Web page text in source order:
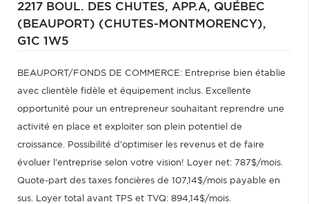
2217 BOUL. DES CHUTES, APP.A, QUÉBEC
(BEAUPORT) (CHUTES-MONTMORENCY),
G1C 1W5
BEAUPORT/FONDS DE COMMERCE: Entreprise bien établie
avec clientèle fidèle et équipement inclus. Excellente
opportunité pour un entrepreneur souhaitant reprendre une
activité en place et exploiter son plein potentiel de
croissance. Possibilité d'optimiser les revenus et de faire
évoluer l'entreprise selon votre vision! Loyer net: 787$/mois.
Quote-part des taxes foncières de 107,14$/mois payable en
sus. Loyer total avant TPS et TVQ: 894,14$/mois.